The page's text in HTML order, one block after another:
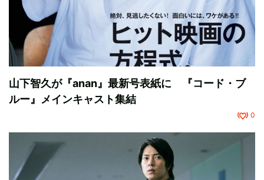
山下智久が『anan』最新号表紙に 『コード・ブ
ルー』メインキャスト集結
0